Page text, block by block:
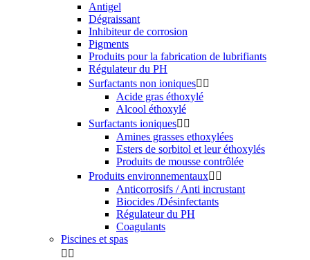
Antigel
Dégraissant
Inhibiteur de corrosion
Pigments
Produits pour la fabrication de lubrifiants
Régulateur du PH
Surfactants non ioniques 
Acide gras éthoxylé
Alcool éthoxylé
Surfactants ioniques 
Amines grasses ethoxylées
Esters de sorbitol et leur éthoxylés
Produits de mousse contrôlée
Produits environnementaux 
Anticorrosifs / Anti incrustant
Biocides /Désinfectants
Régulateur du PH
Coagulants
Piscines et spas
 